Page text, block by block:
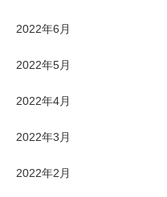
2022年6月
2022年5月
2022年4月
2022年3月
2022年2月